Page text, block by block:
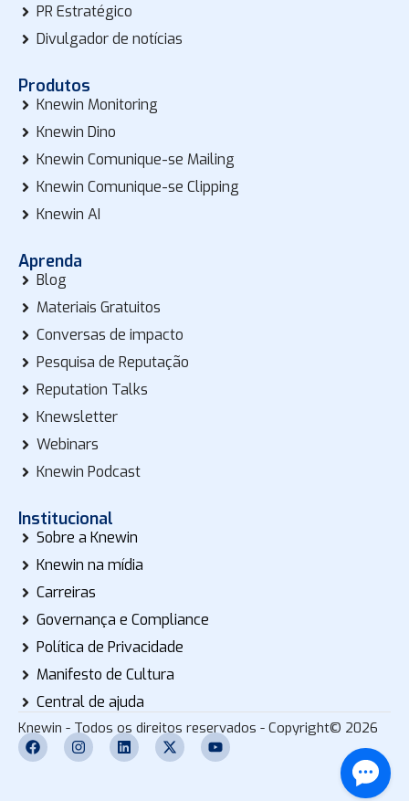
PR Estratégico
Divulgador de notícias
Produtos
Knewin Monitoring
Knewin Dino
Knewin Comunique-se Mailing
Knewin Comunique-se Clipping
Knewin AI
Aprenda
Blog
Materiais Gratuitos
Conversas de impacto
Pesquisa de Reputação
Reputation Talks
Knewsletter
Webinars
Knewin Podcast
Institucional
Sobre a Knewin
Knewin na mídia
Carreiras
Governança e Compliance
Política de Privacidade
Manifesto de Cultura
Central de ajuda
Knewin - Todos os direitos reservados - Copyright© 2026